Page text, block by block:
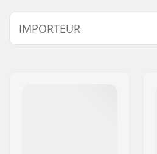
Aantal tanden: 9T
IMPORTEUR